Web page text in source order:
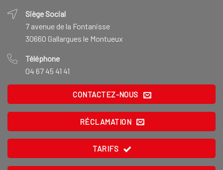
Siège Social
7 avenue de la Fontanisse
30660 Gallargues le Montueux
Téléphone
04 67 45 41 41
CONTACTEZ-NOUS
RÉCLAMATION
TARIFS